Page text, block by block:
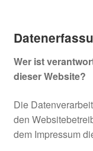
Wer ist
dieser Website?
Die
den
dem Impressum